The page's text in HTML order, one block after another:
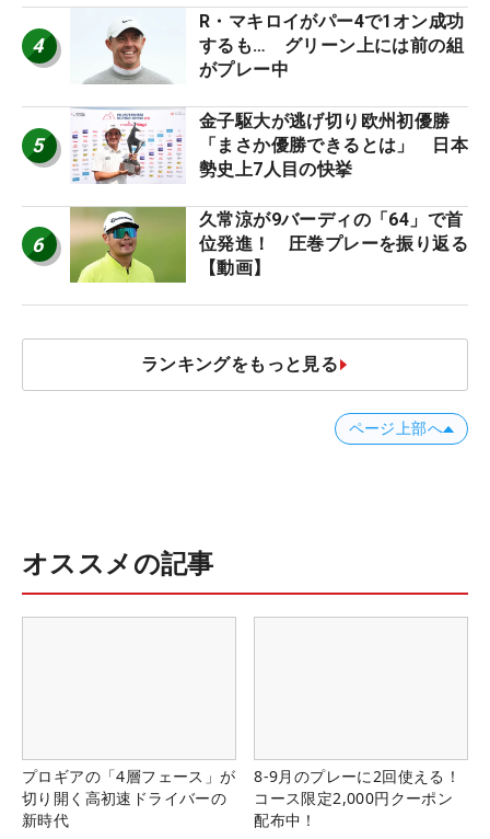
4
R・マキロイがパー4で1オン成功
するも… グリーン上には前の組
がプレー中
5
金子駆大が逃げ切り欧州初優勝
「まさか優勝できるとは」 日本
勢史上7人目の快挙
6
久常涼が9バーディの「64」で首
位発進！ 圧巻プレーを振り返る
【動画】
ランキングをもっと見る
ページ上部へ
オススメの記事
プロギアの「4層フェース」が
切り開く高初速ドライバーの
新時代
8-9月のプレーに2回使える！
コース限定2,000円クーポン
配布中！